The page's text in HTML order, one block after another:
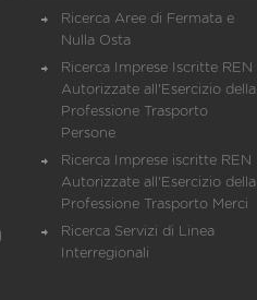
Ricerca Aree di Fermata e
Nulla Osta
Ricerca Imprese Iscritte REN
Autorizzate all'Esercizio della
Professione Trasporto
Persone
Ricerca Imprese iscritte REN
Autorizzate all'Esercizio della
Professione Trasporto Merci
Ricerca Servizi di Linea
Interregionali